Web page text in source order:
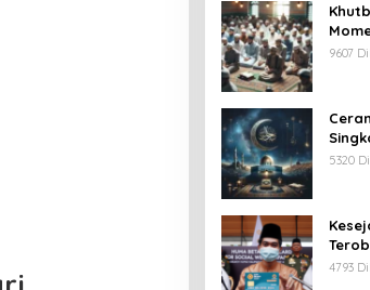
Hati
9607
5320
4793